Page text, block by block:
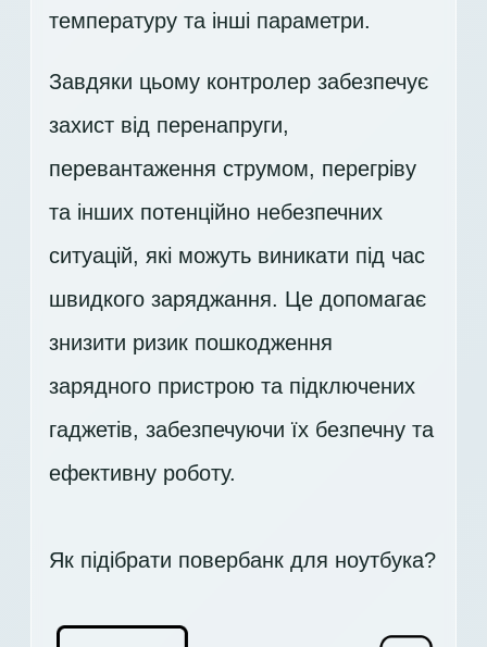
температуру та інші параметри.
Завдяки цьому контролер забезпечує
захист від перенапруги,
перевантаження струмом, перегріву
та інших потенційно небезпечних
ситуацій, які можуть виникати під час
швидкого заряджання. Це допомагає
знизити ризик пошкодження
зарядного пристрою та підключених
гаджетів, забезпечуючи їх безпечну та
ефективну роботу.
Як підібрати повербанк для ноутбука?